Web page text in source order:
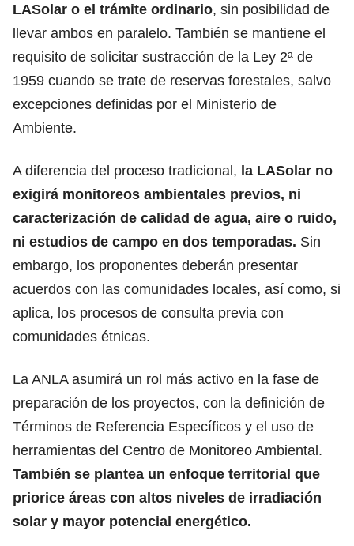
LASolar o el trámite ordinario, sin posibilidad de
llevar ambos en paralelo. También se mantiene el
requisito de solicitar sustracción de la Ley 2ª de
1959 cuando se trate de reservas forestales, salvo
excepciones definidas por el Ministerio de
Ambiente.
A diferencia del proceso tradicional, la LASolar no
exigirá monitoreos ambientales previos, ni
caracterización de calidad de agua, aire o ruido,
ni estudios de campo en dos temporadas. Sin
embargo, los proponentes deberán presentar
acuerdos con las comunidades locales, así como, si
aplica, los procesos de consulta previa con
comunidades étnicas.
La ANLA asumirá un rol más activo en la fase de
preparación de los proyectos, con la definición de
Términos de Referencia Específicos y el uso de
herramientas del Centro de Monitoreo Ambiental.
También se plantea un enfoque territorial que
priorice áreas con altos niveles de irradiación
solar y mayor potencial energético.